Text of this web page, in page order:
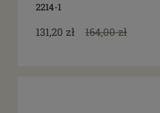
2214-1
131,20 zł 164,00 zł